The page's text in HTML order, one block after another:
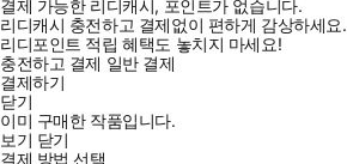
결제 가능한 리디캐시, 포인트가 없습니다.
리디캐시 충전하고 결제없이 편하게 감상하세요.
리디포인트 적립 혜택도 놓치지 마세요!
충전하고 결제 일반 결제
결제하기
닫기
이미 구매한 작품입니다.
보기 닫기
결제 방법 선택